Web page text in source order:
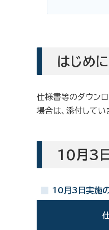
はじめに
仕様書等のダウン
場合は、添付してい
10月3
10月3日実施